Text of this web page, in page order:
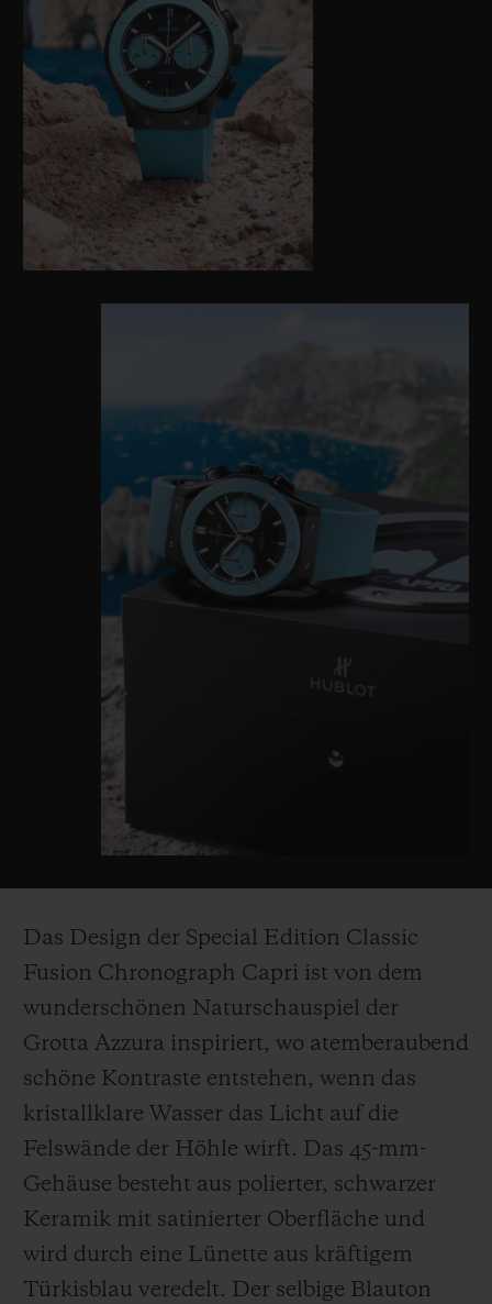
Das Design der Special Edition Classic
Fusion Chronograph Capri ist von dem
wunderschönen Naturschauspiel der
Grotta Azzura inspiriert, wo atemberaubend
schöne Kontraste entstehen, wenn das
kristallklare Wasser das Licht auf die
Felswände der Höhle wirft. Das 45-mm-
Gehäuse besteht aus polierter, schwarzer
Keramik mit satinierter Oberfläche und
wird durch eine Lünette aus kräftigem
Türkisblau veredelt. Der selbige Blauton